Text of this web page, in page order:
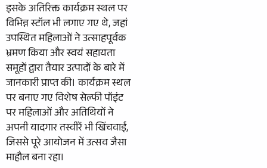
इसके अतिरिक्त कार्यक्रम स्थल पर
विभिन्न स्टॉल भी लगाए गए थे, जहां
उपस्थित महिलाओं ने उत्साहपूर्वक
भ्रमण किया और स्वयं सहायता
समूहों द्वारा तैयार उत्पादों के बारे में
जानकारी प्राप्त की। कार्यक्रम स्थल
पर बनाए गए विशेष सेल्फी पॉइंट
पर महिलाओं और अतिथियों ने
अपनी यादगार तस्वीरें भी खिंचवाईं,
जिससे पूरे आयोजन में उत्सव जैसा
माहौल बना रहा।